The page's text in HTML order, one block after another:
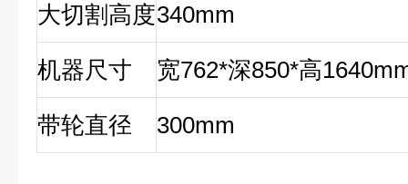
大切割高度340mm
机器尺寸 宽762*深850*高
带轮直径 300mm